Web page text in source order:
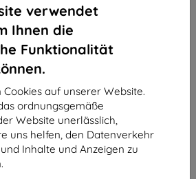
verwendet
Ihnen die
Funktionalität
auf unserer Website.
ordnungsgemäße
Website unerlässlich,
uns helfen, den Datenverkehr
Inhalte und Anzeigen zu
Honor